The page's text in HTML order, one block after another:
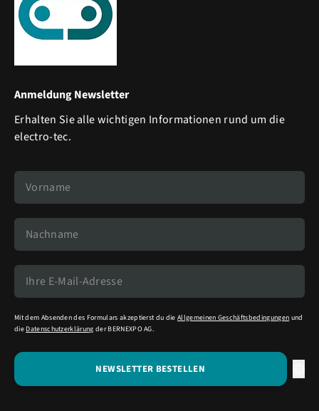
Anmeldung Newsletter
Erhalten Sie alle wichtigen Informationen rund um die
electro-tec.
Mit dem Absenden des Formulars akzeptierst du dieAllgemeinen Geschäftsbedingungen und
die Datenschutzerklärung der BERNEXPO AG.